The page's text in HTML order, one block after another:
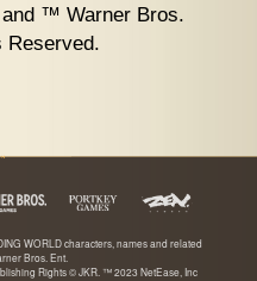
™ Warner Bros.
Reserved.
WORLD characters, names and related
Bros. Ent.
Rights © JKR. ™ 2023 NetEase, Inc